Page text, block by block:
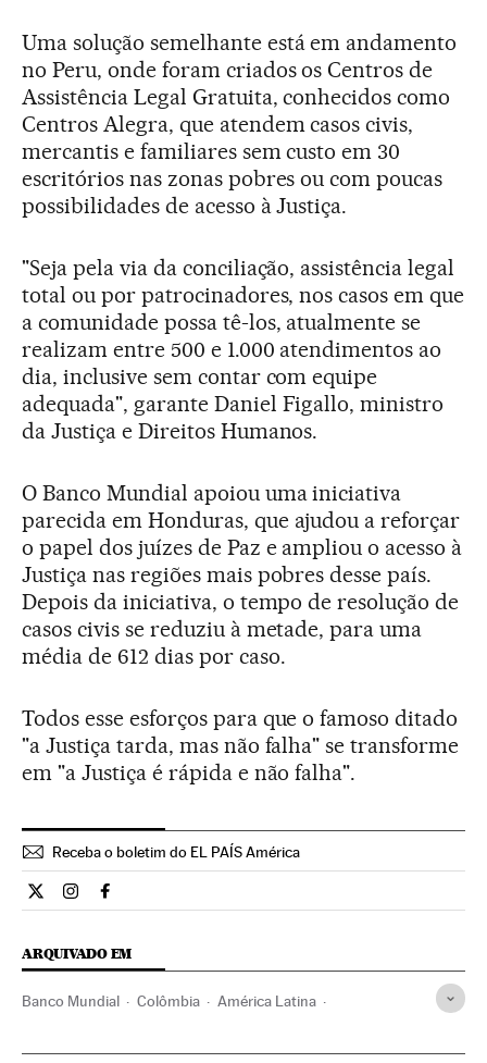
Uma solução semelhante está em andamento
no Peru, onde foram criados os Centros de
Assistência Legal Gratuita, conhecidos como
Centros Alegra, que atendem casos civis,
mercantis e familiares sem custo em 30
escritórios nas zonas pobres ou com poucas
possibilidades de acesso à Justiça.
"Seja pela via da conciliação, assistência legal
total ou por patrocinadores, nos casos em que
a comunidade possa tê-los, atualmente se
realizam entre 500 e 1.000 atendimentos ao
dia, inclusive sem contar com equipe
adequada", garante Daniel Figallo, ministro
da Justiça e Direitos Humanos.
O Banco Mundial apoiou uma iniciativa
parecida em Honduras, que ajudou a reforçar
o papel dos juízes de Paz e ampliou o acesso à
Justiça nas regiões mais pobres desse país.
Depois da iniciativa, o tempo de resolução de
casos civis se reduziu à metade, para uma
média de 612 dias por caso.
Todos esse esforços para que o famoso ditado
"a Justiça tarda, mas não falha" se transforme
em "a Justiça é rápida e não falha".
Receba o boletim do EL PAÍS América
Internacional El País Brasil en Twitter
Internacional El País Brasil en Instagram
Internacional El País Brasil en Facebook
ARQUIVADO EM
Banco Mundial Colômbia América Latina